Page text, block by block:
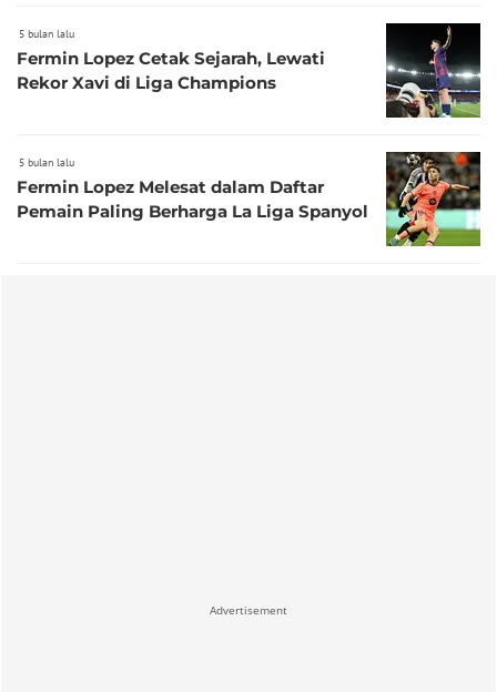
5 bulan lalu
Fermin Lopez Cetak Sejarah, Lewati
Rekor Xavi di Liga Champions
5 bulan lalu
Fermin Lopez Melesat dalam Daftar
Pemain Paling Berharga La Liga Spanyol
Advertisement